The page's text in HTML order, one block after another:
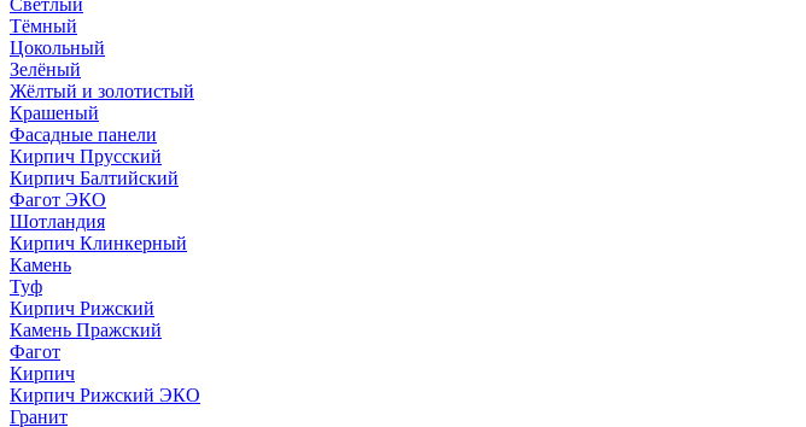
Светлый
Тёмный
Цокольный
Зелёный
Жёлтый и золотистый
Крашеный
Фасадные панели
Кирпич Прусский
Кирпич Балтийский
Фагот ЭКО
Шотландия
Кирпич Клинкерный
Камень
Туф
Кирпич Рижский
Камень Пражский
Фагот
Кирпич
Кирпич Рижский ЭКО
Гранит